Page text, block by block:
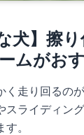
犬】擦
ムがお
く走り回るの
スライディン
。